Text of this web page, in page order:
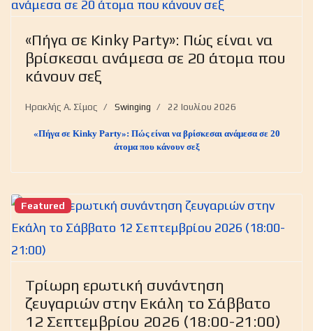
«Πήγα σε Kinky Party»: Πώς είναι να
βρίσκεσαι ανάμεσα σε 20 άτομα που
κάνουν σεξ
Ηρακλής Α. Σίμος Swinging 22 Ιουλίου 2026
«Πήγα σε Kinky Party»: Πώς είναι να βρίσκεσαι ανάμεσα σε 20
άτομα που κάνουν σεξ
Featured
Tρίωρη ερωτική συνάντηση
ζευγαριών στην Εκάλη το Σάββατο
12 Σεπτεμβρίου 2026 (18:00-21:00)